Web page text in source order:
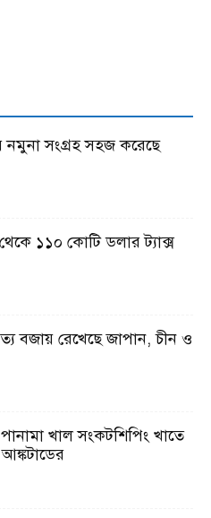
নমুনা সংগ্রহ সহজ করেছে
১১০ কোটি ডলার ট্যাক্স
বজায় রেখেছে জাপান, চীন ও
খাল সংকটশিপিং খাতে
আঙ্কটাডের